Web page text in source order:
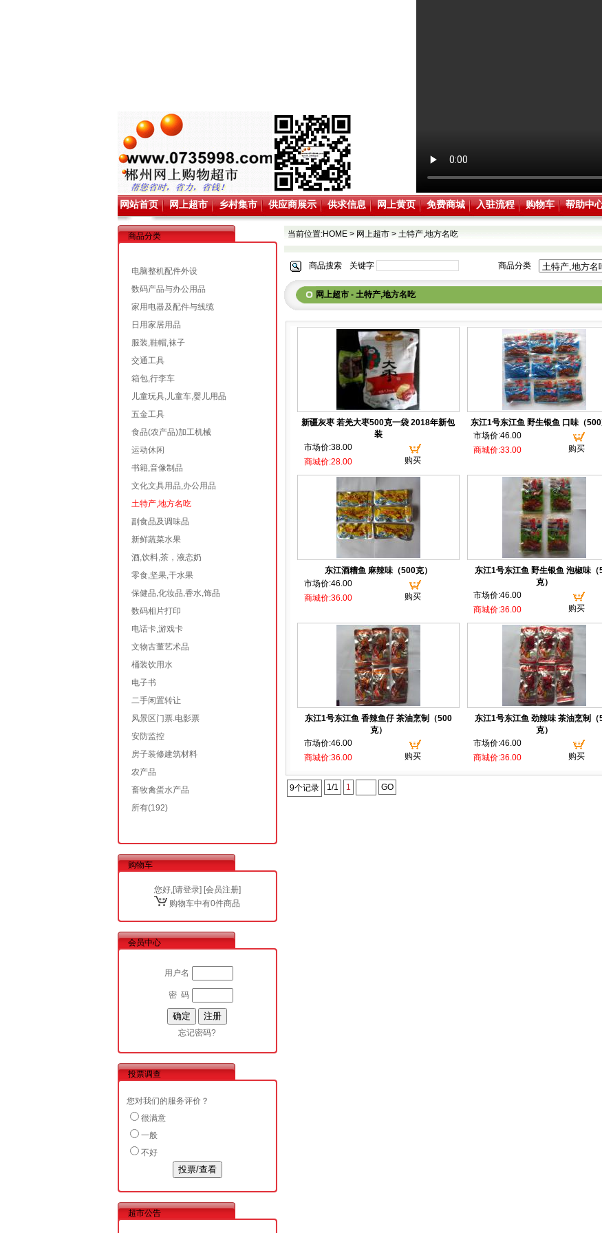
网站首页 网上超市 乡村集市 供应商展示 供求信息 网上黄页 免费商城 入驻流程 购物车 帮助中
商品分类
电脑整机配件外设
数码产品与办公用品
家用电器及配件与线缆
日用家居用品
服装,鞋帽,袜子
交通工具
箱包,行李车
儿童玩具,儿童车,婴儿用品
五金工具
食品(农产品)加工机械
运动休闲
书籍,音像制品
文化文具用品,办公用品
土特产,地方名吃
副食品及调味品
新鲜蔬菜水果
酒,饮料,茶，液态奶
零食,坚果,干水果
保健品,化妆品,香水,饰品
数码相片打印
电话卡,游戏卡
文物古董艺术品
桶装饮用水
电子书
二手闲置转让
风景区门票.电影票
安防监控
房子装修建筑材料
农产品
畜牧禽蛋水产品
所有(192)
购物车
您好,[请登录] [会员注册]
购物车中有0件商品
会员中心
用户名
密 码
忘记密码?
投票调查
您对我们的服务评价？
很满意
一般
不好
超市公告
当前位置:HOME> 网上超市> 土特产,地方名吃
商品搜索 关键字 商品分类
网上超市 - 土特产,地方名吃
新疆灰枣 若羌大枣500克一袋 2018年新包
装
市场价:38.00
购买
商城价:28.00
东江1号东江鱼 野生银鱼 口味（500
市场价:46.00
购买
商城价:33.00
东江酒糟鱼 麻辣味（500克）
市场价:46.00
购买
商城价:36.00
东江1号东江鱼 野生银鱼 泡椒味（
克）
市场价:46.00
购买
商城价:36.00
东江1号东江鱼 香辣鱼仔 茶油烹制（500
克）
市场价:46.00
购买
商城价:36.00
东江1号东江鱼 劲辣味 茶油烹制（
克）
市场价:46.00
购买
商城价:36.00
9个记录 1/1 1 GO